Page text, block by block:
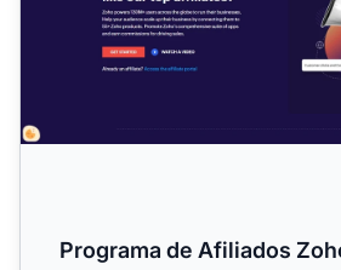
Programa de Afiliados